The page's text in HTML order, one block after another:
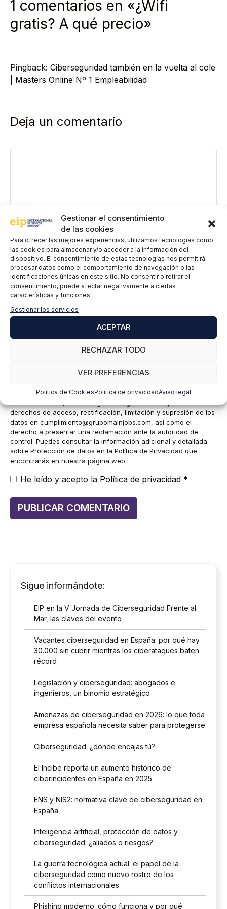
Gestionar el consentimiento
de las cookies
Para ofrecer las mejores experiencias, utilizamos tecnologías como
las cookies para almacenar y/o acceder a la información del
dispositivo. El consentimiento de estas tecnologías nos permitirá
procesar datos como el comportamiento de navegación o las
identificaciones únicas en este sitio. No consentir o retirar el
consentimiento, puede afectar negativamente a ciertas
características y funciones.
Gestionar los servicios
ACEPTAR
RECHAZAR TODO
VER PREFERENCIAS
Política de CookiesPolítica de privacidadAviso legal
1 comentarios en «¿Wifi
gratis? A qué precio»
Pingback: Ciberseguridad también en la vuelta al cole
| Masters Online Nº 1 Empleabilidad
Deja un comentario
Comentario
Nombre
Correo
electrónico
EIP International Business School te informa que los datos del
presente formulario serán tratados por Mainjobs Internacional
La finalidad de la recogida y tratamiento de los datos
para el envío de información comercial de los servicios del
consentimiento explícito del/a interesado/a. No se cederán
derechos de acceso, rectificación, limitación y supresión de los
datos en cumplimiento@grupomainjobs.com, así como el
derecho a presentar una reclamación ante la autoridad de
control. Puedes consultar la información adicional y detallada
sobre Protección de datos en la Política de Privacidad que
encontrarás en nuestra página web.
He leído y acepto la Política de privacidad *
Sigue informándote:
EIP en la V Jornada de Ciberseguridad Frente al
Mar, las claves del evento
Vacantes ciberseguridad en España: por qué hay
30.000 sin cubrir mientras los ciberataques baten
récord
Legislación y ciberseguridad: abogados e
ingenieros, un binomio estratégico
Amenazas de ciberseguridad en 2026: lo que toda
empresa española necesita saber para protegerse
Ciberseguridad: ¿dónde encajas tú?
El Incibe reporta un aumento histórico de
ciberincidentes en España en 2025
ENS y NIS2: normativa clave de ciberseguridad en
España
Inteligencia artificial, protección de datos y
ciberseguridad: ¿aliados o riesgos?
La guerra tecnológica actual: el papel de la
ciberseguridad como nuevo rostro de los
conflictos internacionales
Phishing moderno: cómo funciona y por qué